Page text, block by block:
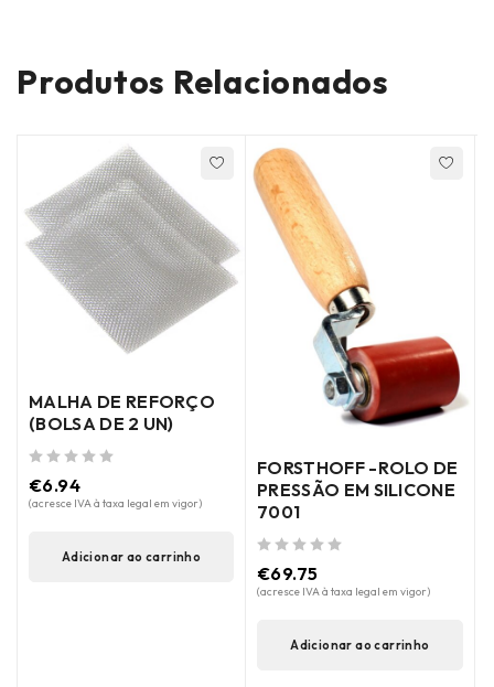
Produtos Relacionados
MALHA DE REFORÇO
(BOLSA DE 2 UN)
€6.94
(acresce IVA à taxa legal em vigor)
Adicionar ao carrinho
FORSTHOFF -ROLO DE
PRESSÃO EM SILICONE
7001
€69.75
(acresce IVA à taxa legal em vigor)
Adicionar ao carrinho